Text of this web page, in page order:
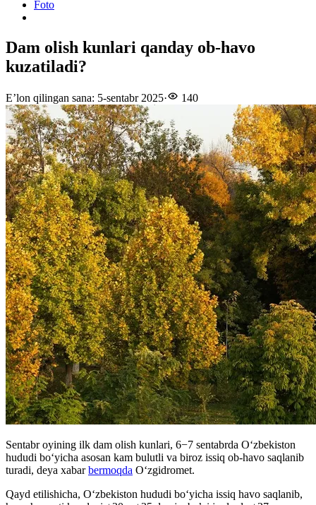
Foto
Dam olish kunlari qanday ob-havo
kuzatiladi?
E’lon qilingan sana: 5-sentabr 2025· 140
Sentabr oyining ilk dam olish kunlari, 6−7 sentabrda O‘zbekiston
hududi bo‘yicha asosan kam bulutli va biroz issiq ob-havo saqlanib
turadi, deya xabarbermoqda O‘zgidromet.
Qayd etilishicha, O‘zbekiston hududi bo‘yicha issiq havo saqlanib,